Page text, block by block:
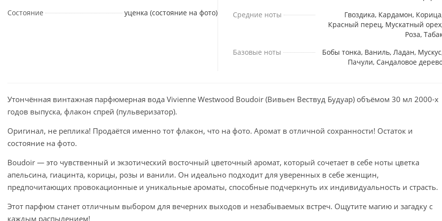
Состояние
уценка (состояние на фото)
Средние ноты
Гвоздика, Кардамон,
Красный перец, Мускатный
Роза,
Базовые ноты
Бобы тонка, Ваниль, Ладан,
Пачули, Сандаловое
Утончённая винтажная парфюмерная вода Vivienne Westwood Boudoir (Вивьен Вествуд Будуар) объёмом 30 мл 2000-х
годов выпуска, флакон спрей (пульверизатор).
Оригинал, не реплика! Продаётся именно тот флакон, что на фото. Аромат в отличной сохранности! Остаток и
состояние на фото.
Boudoir — это чувственный и экзотический восточный цветочный аромат, который сочетает в себе ноты цветка
апельсина, гиацинта, корицы, розы и ванили. Он идеально подходит для уверенных в себе женщин,
предпочитающих провокационные и уникальные ароматы, способные подчеркнуть их индивидуальность и страсть.
Этот парфюм станет отличным выбором для вечерних выходов и незабываемых встреч. Ощутите магию и загадку с
каждым распылением!